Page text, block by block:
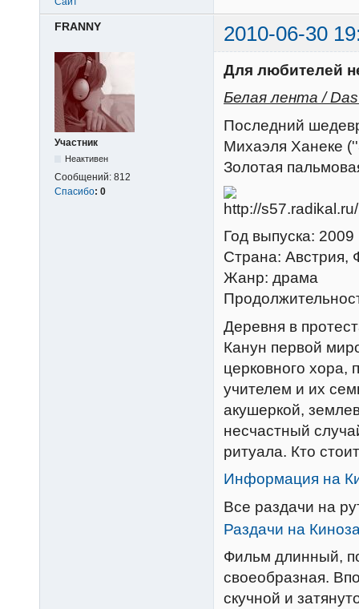
FRANNY 2010-06-30
Участник
Неактивен
Сообщений: 812
Спасибо: 0
Для любителей
Белая лента /
Последний
Михаэля Ханеке
Золотая
Год выпуска: 2009
Страна: Австрия,
Жанр: драма
Деревня в
Канун первой
церковного
учителем и их
акушеркой,
несчастный
ритуала. Кто
Информация на
Все раздачи на
Раздачи на
Фильм длинный,
своеобразная.
скучной и